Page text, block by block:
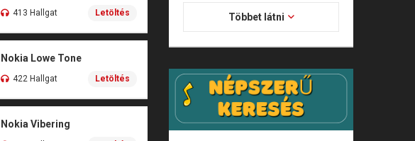
413 Hallgat Letöltés
Nokia Lowe Tone
422 Hallgat Letöltés
Nokia Vibering
Többet látni